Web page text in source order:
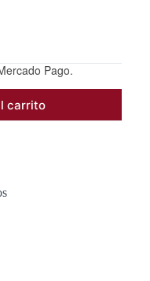
Pago.
carrito